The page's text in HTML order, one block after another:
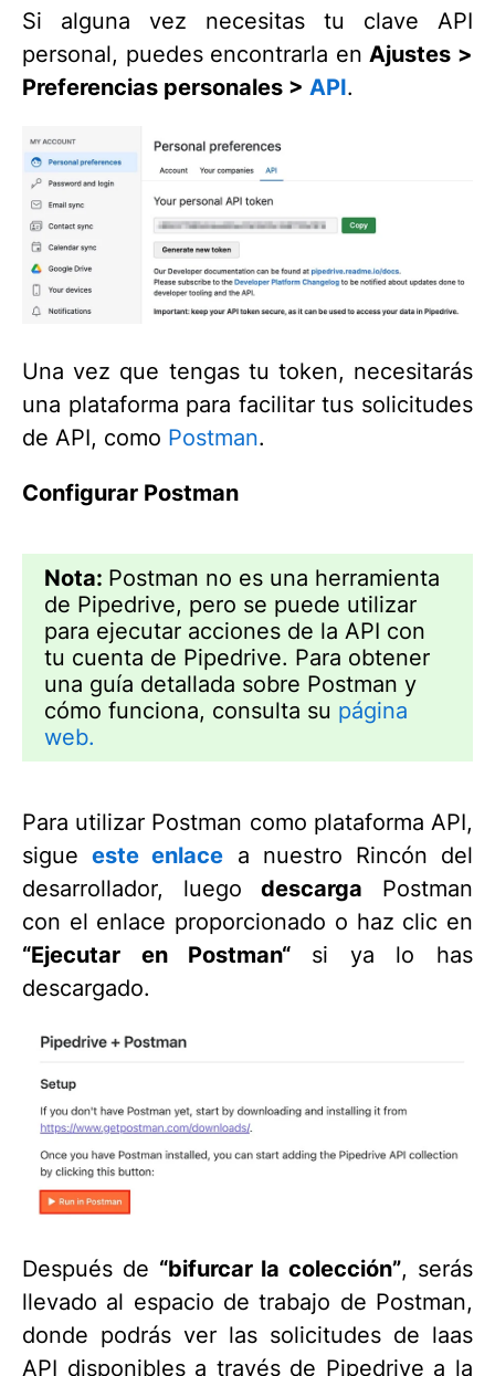
Si alguna vez necesitas tu clave API
personal, puedes encontrarla enAjustes >
Preferencias personales > API.
Una vez que tengas tu token, necesitarás
una plataforma para facilitar tus solicitudes
de API, como Postman.
Configurar Postman
Nota: Postman no es una herramienta
de Pipedrive, pero se puede utilizar
para ejecutar acciones de la API con
tu cuenta de Pipedrive. Para obtener
una guía detallada sobre Postman y
cómo funciona, consulta su página
web.
Para utilizar Postman como plataforma API,
sigueeste enlace a nuestro Rincón del
desarrollador, luegodescarga Postman
con el enlace proporcionado o haz clic en
“Ejecutar en Postman“ si ya lo has
descargado.
Después de “bifurcar la colección”, serás
llevado al espacio de trabajo de Postman,
donde podrás ver las solicitudes de laas
API disponibles a través de Pipedrive a la